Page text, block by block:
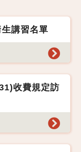
講習名單
收費規定訪